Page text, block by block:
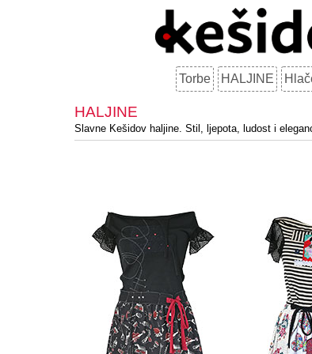
Torbe HALJINE
HALJINE
Slavne Kešidov haljine. Stil, ljepota, ludost i